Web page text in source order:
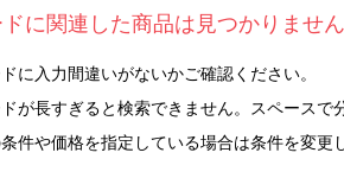
に関連した商品は見つかりません
に入力間違いがないかご確認ください。
が長すぎると検索できません。スペースで
件や価格を指定している場合は条件を変更